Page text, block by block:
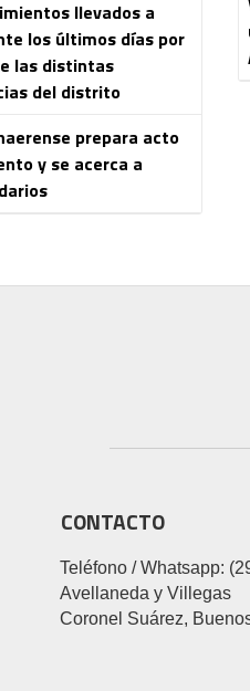
llevados a
los últimos días por
las distintas
del distrito
prepara acto
y se acerca a
CONTACTO
Teléfono / Whatsapp:
Avellaneda y Villegas
Coronel Suárez,